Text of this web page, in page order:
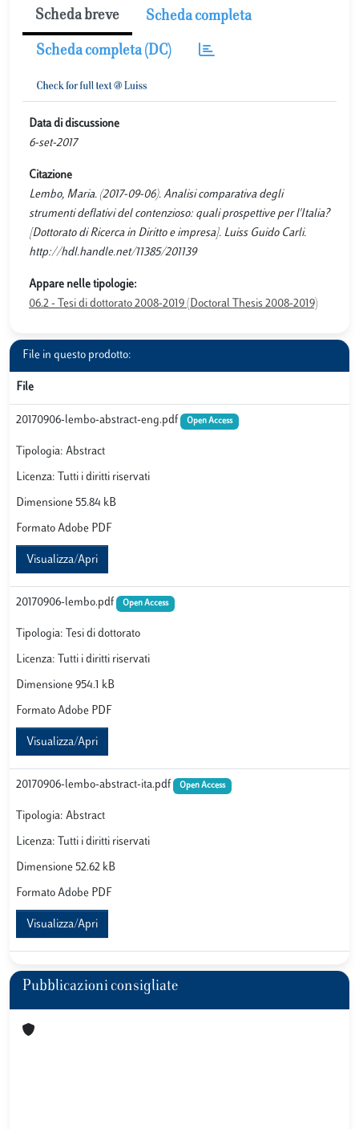
Scheda breve Scheda completa
Scheda completa (DC)
Data di discussione
6-set-2017
Citazione
Lembo, Maria. (2017-09-06). Analisi comparativa degli
strumenti deflativi del contenzioso: quali prospettive per l'Italia?
[Dottorato di Ricerca in Diritto e impresa]. Luiss Guido Carli.
http://hdl.handle.net/11385/201139
Appare nelle tipologie:
06.2 - Tesi di dottorato 2008-2019 (Doctoral Thesis 2008-2019)
File in questo prodotto:
File
20170906-lembo-abstract-eng.pdf Open Access
Tipologia: Abstract
Licenza: Tutti i diritti riservati
Dimensione 55.84 kB
Formato Adobe PDF
Visualizza/Apri
20170906-lembo.pdf Open Access
Tipologia: Tesi di dottorato
Licenza: Tutti i diritti riservati
Dimensione 954.1 kB
Formato Adobe PDF
Visualizza/Apri
20170906-lembo-abstract-ita.pdf Open Access
Tipologia: Abstract
Licenza: Tutti i diritti riservati
Dimensione 52.62 kB
Formato Adobe PDF
Visualizza/Apri
Pubblicazioni consigliate